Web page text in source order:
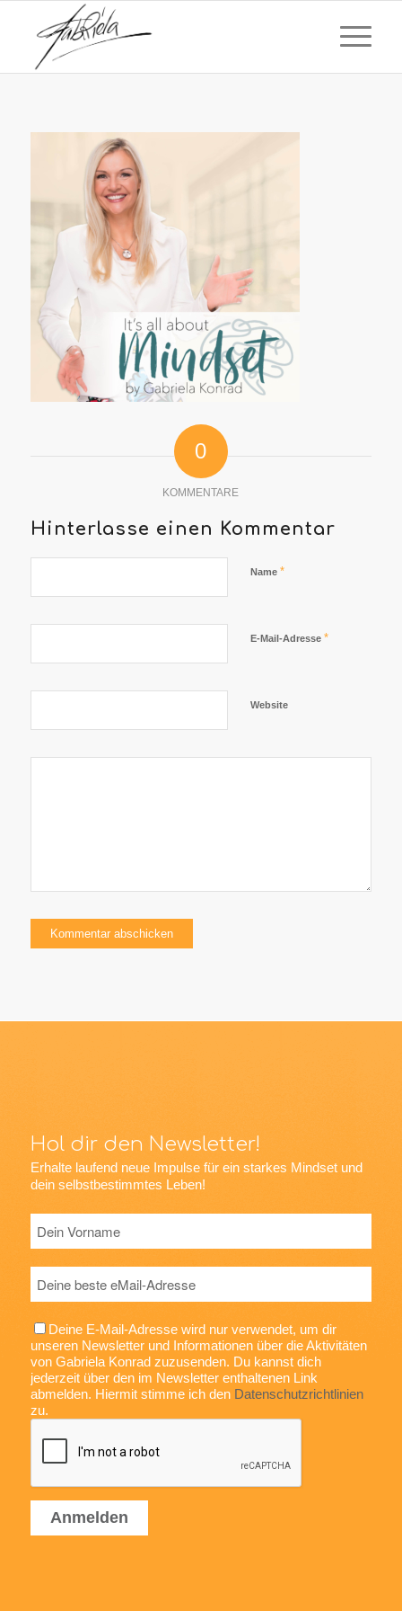
0
KOMMENTARE
Hinterlasse einen Kommentar
Name *
E-Mail-Adresse *
Website
Hol dir den Newsletter!
Erhalte laufend neue Impulse für ein starkes Mindset und
dein selbstbestimmtes Leben!
Deine E-Mail-Adresse wird nur verwendet, um dir
unseren Newsletter und Informationen über die Aktivitäten
von Gabriela Konrad zuzusenden. Du kannst dich
jederzeit über den im Newsletter enthaltenen Link
abmelden. Hiermit stimme ich den Datenschutzrichtlinien
zu.